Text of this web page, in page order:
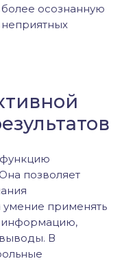
более осознанную
функцию
позволяет
умение применять
информацию,
В